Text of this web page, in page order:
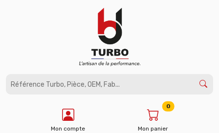
Mon compte Mon panier
0
Panneau de gestion des cookies